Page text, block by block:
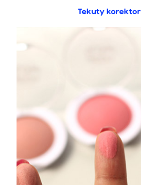
Tekutý korektor